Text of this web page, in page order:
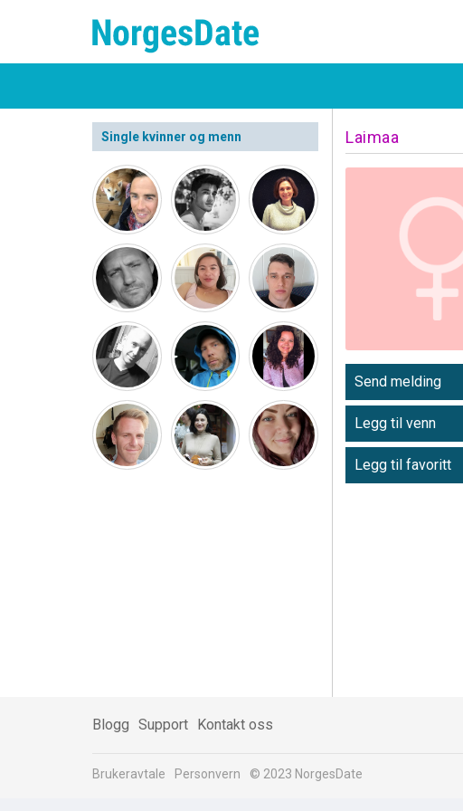
Single kvinner og menn Laimaa
Send melding
Legg til venn
Legg til favoritt
Blogg Support Kontakt oss
Brukeravtale Personvern © 2023 NorgesDate